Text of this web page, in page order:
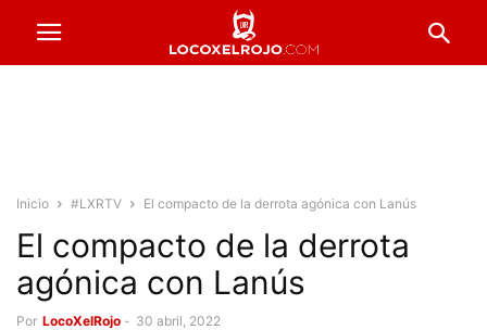
Inicio #LXRTV El compacto de la derrota agónica con Lanús
El compacto de la derrota
agónica con Lanús
Por LocoXelRojo - 30 abril, 2022